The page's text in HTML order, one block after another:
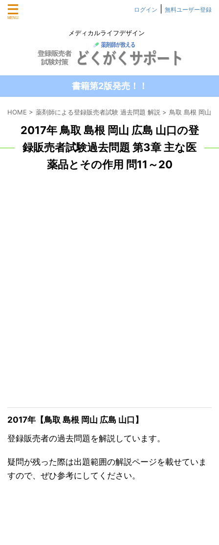
メディカルライフデザイン
ログイン 無料ユーザー登録
書籍第2版発売！！
HOME > 薬剤師による登録販売者試験 過去問題 解説 > 鳥取 島根 岡山
2017年 鳥取 島根 岡山 広島 山口の登
録販売者試験過去問題 第3章 主な医
薬品とその作用 問11～20
2017年【鳥取 島根 岡山 広島 山口】
登録販売者の過去問題を解説しています。
疑問が残った際は出題範囲の解説ページを載せていま
すので、ぜひ参考にしてください。